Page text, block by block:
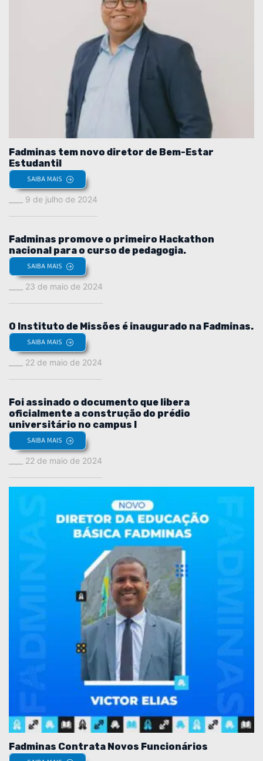
Fadminas tem novo diretor de Bem-Estar
Estudantil
SAIBA MAIS
9 de julho de 2024
Fadminas promove o primeiro Hackathon
nacional para o curso de pedagogia.
SAIBA MAIS
23 de maio de 2024
O Instituto de Missões é inaugurado na Fadminas.
SAIBA MAIS
22 de maio de 2024
Foi assinado o documento que libera
oficialmente a construção do prédio
universitário no campus I
SAIBA MAIS
22 de maio de 2024
Fadminas Contrata Novos Funcionários